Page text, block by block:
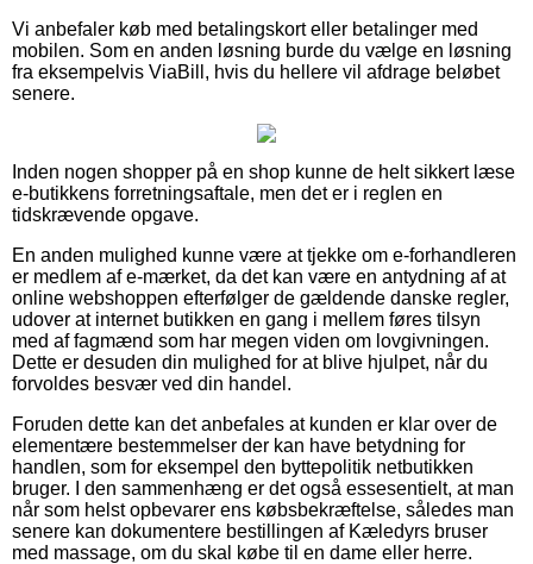
Vi anbefaler køb med betalingskort eller betalinger med
mobilen. Som en anden løsning burde du vælge en løsning
fra eksempelvis ViaBill, hvis du hellere vil afdrage beløbet
senere.
Inden nogen shopper på en shop kunne de helt sikkert læse
e-butikkens forretningsaftale, men det er i reglen en
tidskrævende opgave.
En anden mulighed kunne være at tjekke om e-forhandleren
er medlem af e-mærket, da det kan være en antydning af at
online webshoppen efterfølger de gældende danske regler,
udover at internet butikken en gang i mellem føres tilsyn
med af fagmænd som har megen viden om lovgivningen.
Dette er desuden din mulighed for at blive hjulpet, når du
forvoldes besvær ved din handel.
Foruden dette kan det anbefales at kunden er klar over de
elementære bestemmelser der kan have betydning for
handlen, som for eksempel den byttepolitik netbutikken
bruger. I den sammenhæng er det også essesentielt, at man
når som helst opbevarer ens købsbekræftelse, således man
senere kan dokumentere bestillingen af Kæledyrs bruser
med massage, om du skal købe til en dame eller herre.